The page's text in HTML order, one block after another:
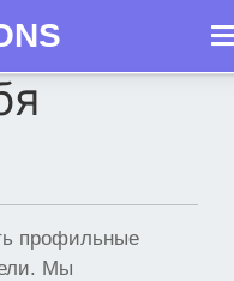
профильные
Мы